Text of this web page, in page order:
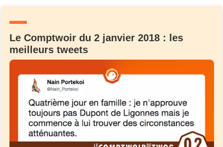
Le Comptwoir du 2 janvier 2018 : les
meilleurs tweets